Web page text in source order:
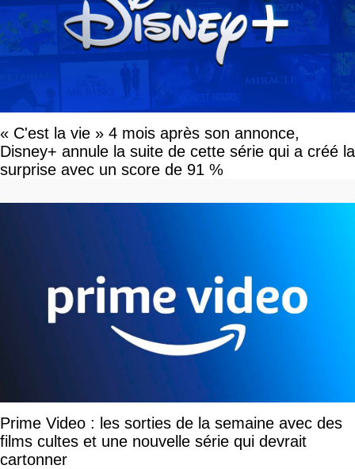
« C'est la vie » 4 mois après son annonce,
Disney+ annule la suite de cette série qui a créé la
surprise avec un score de 91 %
Prime Video : les sorties de la semaine avec des
films cultes et une nouvelle série qui devrait
cartonner